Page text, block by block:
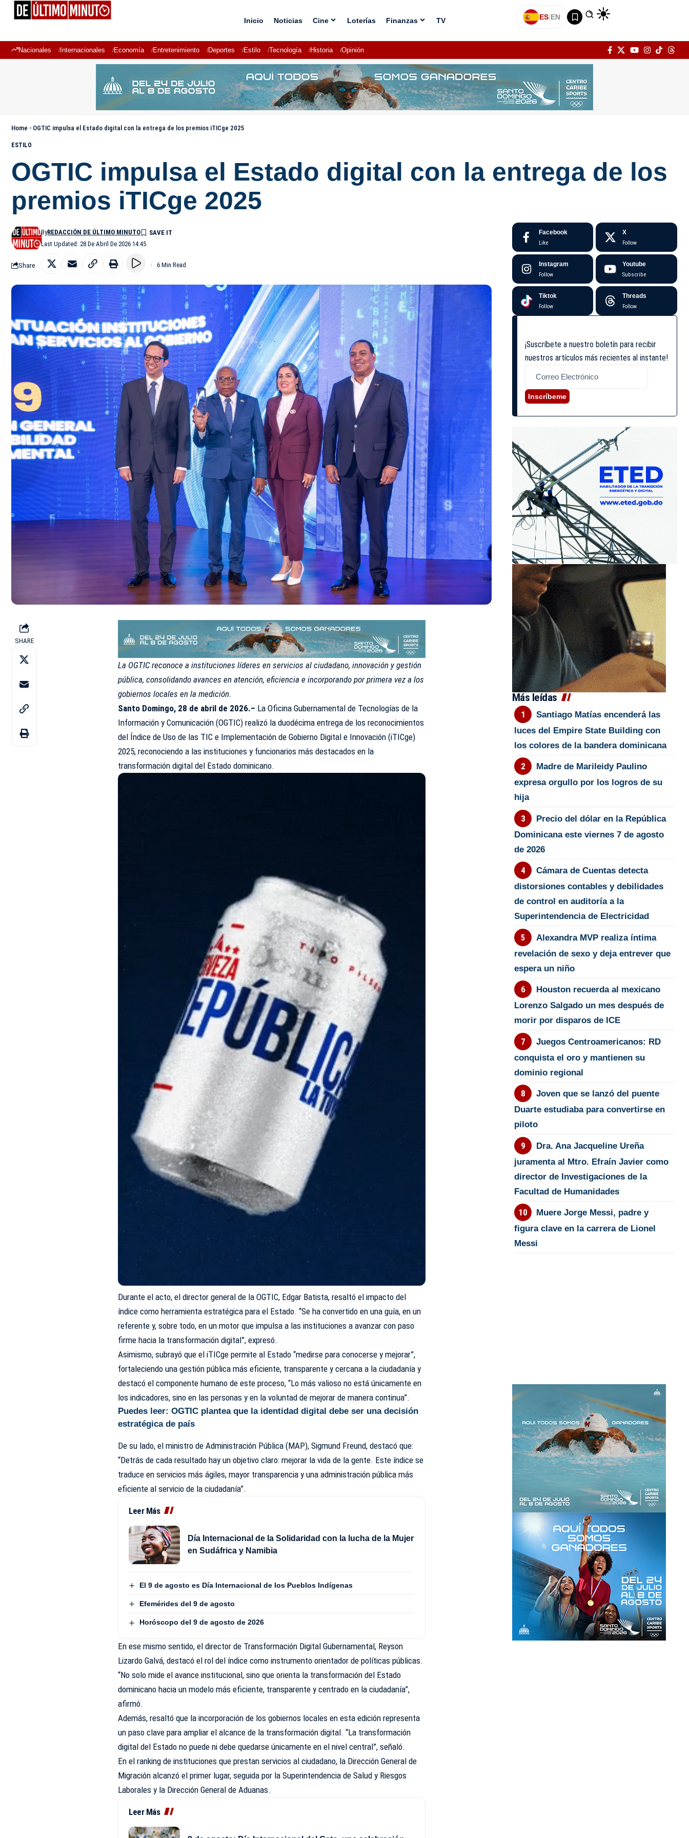
Inicio Noticias Cine Loterías Finanzas TV ES|EN
Nacionales Internacionales Economía Entretenimiento Deportes Estilo Tecnología Historia Opinión
Home - OGTIC impulsa el Estado digital con la entrega de los premios iTICge 2025
ESTILO
OGTIC impulsa el Estado digital con la entrega de los
premios iTICge 2025
Last Updated: 28 De Abril De 2026 14:45
ByREDACCIÓN DE ÚLTIMO MINUTO
Share 6 Min Read
SHARE
La OGTIC reconoce a instituciones líderes en servicios al ciudadano, innovación y gestión
pública, consolidando avances en atención, eficiencia e incorporando por primera vez a los
gobiernos locales en la medición.
Santo Domingo, 28 de abril de 2026.– La Oficina Gubernamental de Tecnologías de la
Información y Comunicación (OGTIC) realizó la duodécima entrega de los reconocimientos
del Índice de Uso de las TIC e Implementación de Gobierno Digital e Innovación (iTICge)
2025, reconociendo a las instituciones y funcionarios más destacados en la
transformación digital del Estado dominicano.
Durante el acto, el director general de la OGTIC, Edgar Batista, resaltó el impacto del
índice como herramienta estratégica para el Estado. “Se ha convertido en una guía, en un
referente y, sobre todo, en un motor que impulsa a las instituciones a avanzar con paso
firme hacia la transformación digital”, expresó.
Asimismo, subrayó que el iTICge permite al Estado “medirse para conocerse y mejorar”,
fortaleciendo una gestión pública más eficiente, transparente y cercana a la ciudadanía y
destacó el componente humano de este proceso, “Lo más valioso no está únicamente en
los indicadores, sino en las personas y en la voluntad de mejorar de manera continua”.
Puedes leer:OGTIC plantea que la identidad digital debe ser una decisión
estratégica de país
De su lado, el ministro de Administración Pública (MAP), Sigmund Freund, destacó que:
“Detrás de cada resultado hay un objetivo claro: mejorar la vida de la gente. Este índice se
traduce en servicios más ágiles, mayor transparencia y una administración pública más
eficiente al servicio de la ciudadanía”.
Leer Más
Día Internacional de la Solidaridad con la lucha de la Mujer
en Sudáfrica y Namibia
El 9 de agosto es Día Internacional de los Pueblos Indígenas
Efemérides del 9 de agosto
Horóscopo del 9 de agosto de 2026
En ese mismo sentido, el director de Transformación Digital Gubernamental, Reyson
Lizardo Galvá, destacó el rol del índice como instrumento orientador de políticas públicas.
“No solo mide el avance institucional, sino que orienta la transformación del Estado
dominicano hacia un modelo más eficiente, transparente y centrado en la ciudadanía”,
afirmó.
Además, resaltó que la incorporación de los gobiernos locales en esta edición representa
un paso clave para ampliar el alcance de la transformación digital. “La transformación
digital del Estado no puede ni debe quedarse únicamente en el nivel central”, señaló.
En el ranking de instituciones que prestan servicios al ciudadano, la Dirección General de
Migración alcanzó el primer lugar, seguida por la Superintendencia de Salud y Riesgos
Laborales y la Dirección General de Aduanas.
Leer Más
Facebook
Like
X
Follow
Instagram
Follow
Youtube
Subscribe
Tiktok
Follow
Threads
Follow
¡Suscríbete a nuestro boletín para recibir
nuestros artículos más recientes al instante!
Inscríbeme
Más leídas
Santiago Matías encenderá las
luces del Empire State Building con
los colores de la bandera dominicana
Madre de Marileidy Paulino
expresa orgullo por los logros de su
hija
Precio del dólar en la República
Dominicana este viernes 7 de agosto
de 2026
Cámara de Cuentas detecta
distorsiones contables y debilidades
de control en auditoría a la
Superintendencia de Electricidad
Alexandra MVP realiza íntima
revelación de sexo y deja entrever que
espera un niño
Houston recuerda al mexicano
Lorenzo Salgado un mes después de
morir por disparos de ICE
Juegos Centroamericanos: RD
conquista el oro y mantienen su
dominio regional
Joven que se lanzó del puente
Duarte estudiaba para convertirse en
piloto
Dra. Ana Jacqueline Ureña
juramenta al Mtro. Efraín Javier como
director de Investigaciones de la
Facultad de Humanidades
Muere Jorge Messi, padre y
figura clave en la carrera de Lionel
Messi